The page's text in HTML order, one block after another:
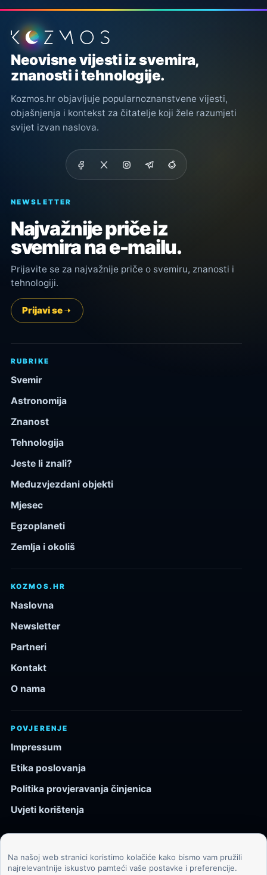
Podnožje stranice
Neovisne vijesti iz svemira,
znanosti i tehnologije.
Kozmos.hr objavljuje popularnoznanstvene vijesti,
objašnjenja i kontekst za čitatelje koji žele razumjeti
svijet izvan naslova.
NEWSLETTER
Najvažnije priče iz
svemira na e-mailu.
Prijavite se za najvažnije priče o svemiru, znanosti i
tehnologiji.
Prijavi se
RUBRIKE
Svemir
Astronomija
Znanost
Tehnologija
Jeste li znali?
Međuzvjezdani objekti
Mjesec
Egzoplaneti
Zemlja i okoliš
KOZMOS.HR
Naslovna
Newsletter
Partneri
Kontakt
O nama
POVJERENJE
Impressum
Etika poslovanja
Politika provjeravanja činjenica
Uvjeti korištenja
© 2026 Kozmos.hr. Sva prava pridržana.
Na našoj web stranici koristimo kolačiće kako bismo vam pružili
najrelevantnije iskustvo pamteći vaše postavke i preferencije.